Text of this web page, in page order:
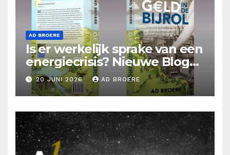
AD BROERE
Is er werkelijk sprake van een
energiecrisis? Nieuwe Blog
Ad Broere
20 JUNI 2026 AD BROERE